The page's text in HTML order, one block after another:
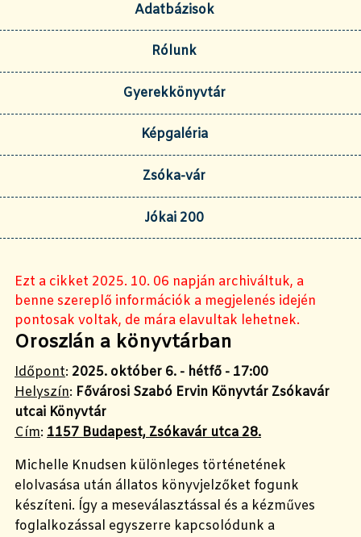
Adatbázisok
Rólunk
Gyerekkönyvtár
Képgaléria
Zsóka-vár
Jókai 200
Ezt a cikket 2025. 10. 06 napján archiváltuk, a
benne szereplő információk a megjelenés idején
pontosak voltak, de mára elavultak lehetnek.
Oroszlán a könyvtárban
Időpont: 2025. október 6. - hétfő - 17:00
Helyszín: Fővárosi Szabó Ervin Könyvtár Zsókavár
utcai Könyvtár
Cím: 1157 Budapest, Zsókavár utca 28.
Michelle Knudsen különleges történetének
elolvasása után állatos könyvjelzőket fogunk
készíteni. Így a meseválasztással és a kézműves
foglalkozással egyszerre kapcsolódunk a